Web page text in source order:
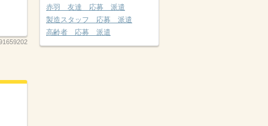
赤羽 友達 応募 派遣
製造スタッフ 応募 派遣
高齢者 応募 派遣